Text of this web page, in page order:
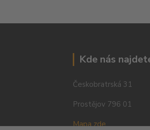
Kde nás
Českobratrská 31
Prostějov 796 01
Mapa zde